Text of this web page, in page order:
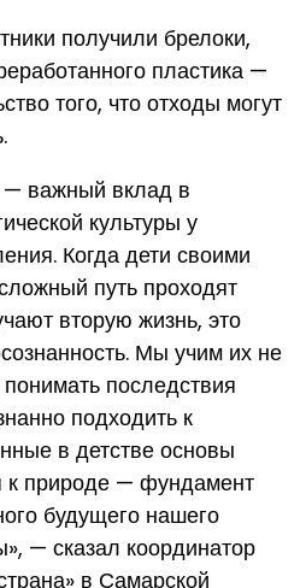
получили брелоки,
пластика —
того, что отходы могут
— важный вклад в
культуры у
Когда дети своими
путь проходят
вторую жизнь, это
Мы учим их не
последствия
подходить к
в детстве основы
к природе — фундамент
будущего нашего
— сказал координатор
в Самарской